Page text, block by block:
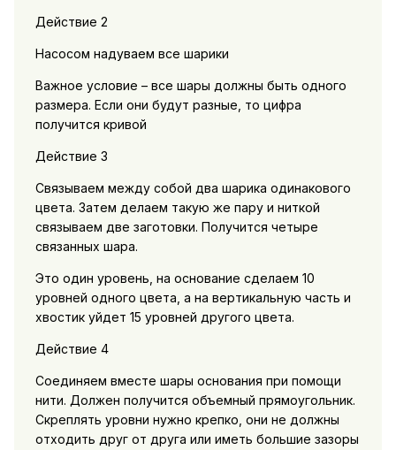
Действие 2
Насосом надуваем все шарики
Важное условие – все шары должны быть одного
размера. Если они будут разные, то цифра
получится кривой
Действие 3
Связываем между собой два шарика одинакового
цвета. Затем делаем такую же пару и ниткой
связываем две заготовки. Получится четыре
связанных шара.
Это один уровень, на основание сделаем 10
уровней одного цвета, а на вертикальную часть и
хвостик уйдет 15 уровней другого цвета.
Действие 4
Соединяем вместе шары основания при помощи
нити. Должен получится объемный прямоугольник.
Скреплять уровни нужно крепко, они не должны
отходить друг от друга или иметь большие зазоры